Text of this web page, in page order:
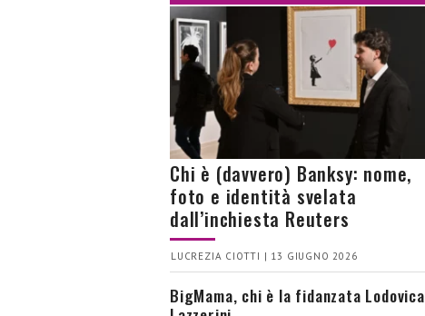
Chi è (davvero) Banksy: nome,
foto e identità svelata
dall’inchiesta Reuters
LUCREZIA CIOTTI | 13 GIUGNO 2026
BigMama, chi è la fidanzata Lodovica